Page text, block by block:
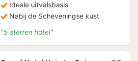
Ideale uitvalsbasis
Nabij de Scheveningse kust
"5 sterren hotel"